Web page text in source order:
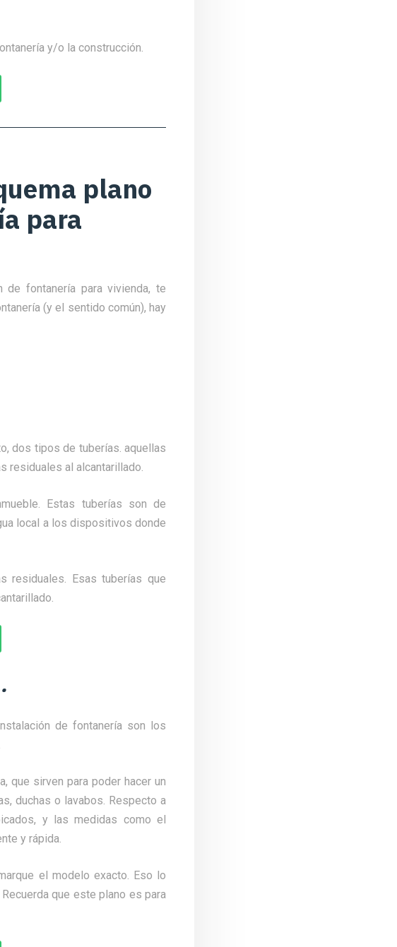
y/o la construcción.
plano
para
fontanería para vivienda, te
(y el sentido común), hay
dos tipos de tuberías. aquellas
residuales al alcantarillado.
Estas tuberías son de
local a los dispositivos donde
residuales. Esas tuberías que
de fontanería son los
que sirven para poder hacer un
duchas o lavabos. Respecto a
y las medidas como el
y rápida.
el modelo exacto. Eso lo
que este plano es para